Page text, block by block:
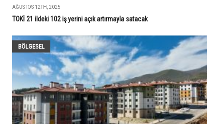
AĞUSTOS 12TH, 2025
TOKİ 21 ildeki 102 iş yerini açık artırmayla satacak
BÖLGESEL